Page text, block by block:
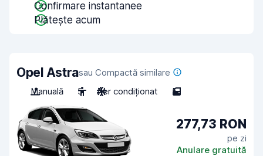
Confirmare instantanee
Plătește acum
Opel Astrasau Compactă similare
Manuală
5 Aer condiționat 5
277,73 RON
pe zi
Anulare gratuită